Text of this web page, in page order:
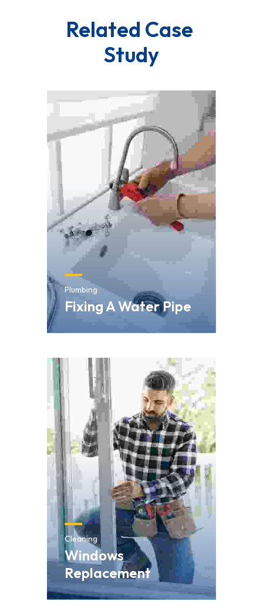
Related Case
Study
Plumbing
Fixing A Water Pipe
Cleaning
Windows
Replacement